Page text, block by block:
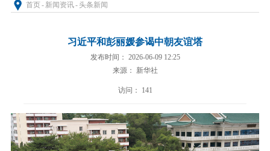
首页- 新闻资讯-头条新闻
习近平和彭丽媛参谒中朝友谊塔
发布时间： 2026-06-09 12:25
来源： 新华社
访问： 141